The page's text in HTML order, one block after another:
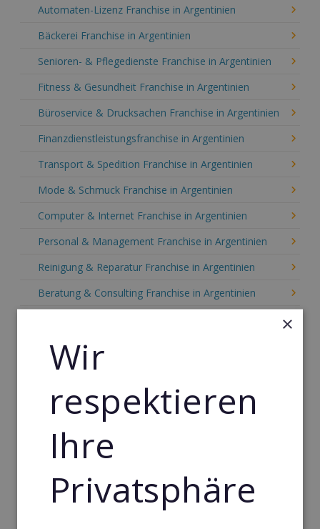
Automaten-Lizenz Franchise in Argentinien
Bäckerei Franchise in Argentinien
Senioren- & Pflegedienste Franchise in Argentinien
Fitness & Gesundheit Franchise in Argentinien
Büroservice & Drucksachen Franchise in Argentinien
Finanzdienstleistungsfranchise in Argentinien
Transport & Spedition Franchise in Argentinien
Mode & Schmuck Franchise in Argentinien
Computer & Internet Franchise in Argentinien
Personal & Management Franchise in Argentinien
Reinigung & Reparatur Franchise in Argentinien
Beratung & Consulting Franchise in Argentinien
Einzelhandel Franchise in Argentinien
Gebäude & Haustechnik Franchise in Argentinien
Handwerk Franchise in Argentinien
Dienstleistungsfranchise in Argentinien
Telekommunikation Franchise in Argentinien
Gastronomie & Bringdienst Franchise in Argentinien
Sport Franchise in Argentinien
×
Wir
respektieren
Ihre
Privatsphäre